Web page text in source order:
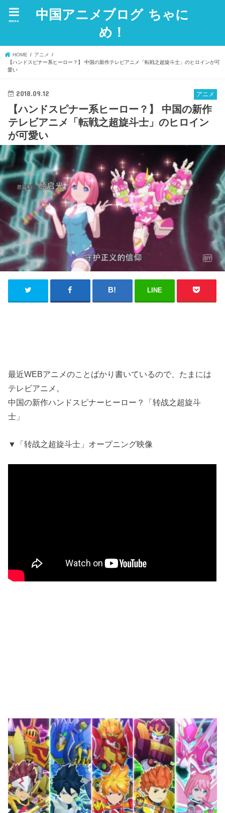
中国アニメブログ ちゃに
め！
menu
HOME
アニメ
【ハンドスピナー系ヒーロー？】 中国の新作テレビアニメ「転戦之超旋斗士」のヒロインが可
愛い
アニメ
2018.09.12
【ハンドスピナー系ヒーロー？】 中国の新作
テレビアニメ「転戦之超旋斗士」のヒロイン
が可愛い
LINE
最近WEBアニメのことばかり書いているので、たまには
テレビアニメ。
中国の新作ハンドスピナーヒーロー？「转战之超旋斗
士」
▼「转战之超旋斗士」オープニング映像